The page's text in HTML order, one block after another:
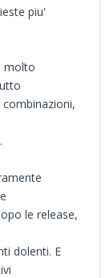
piu'
molto
le release,
dolenti. E